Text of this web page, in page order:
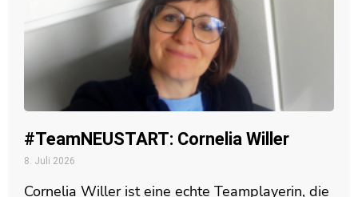
#TeamNEUSTART: Cornelia Willer
8. Juli 2026
Cornelia Willer ist eine echte Teamplayerin, die